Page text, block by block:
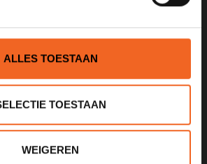
ALLES TOESTAAN
TOESTAAN
WEIGEREN
1531MD